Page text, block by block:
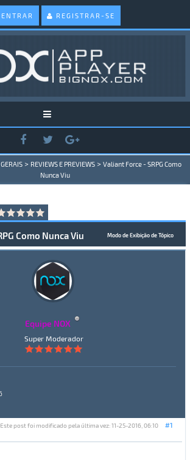
ENTRAR REGISTRAR-SE
> REVIEWS E PREVIEWS > Valiant Force - SRPG Como
Nunca Viu
Modo de Exibição de Tópico
Como Nunca Viu
Equipe NOX
Super Moderador
#1
post foi modificado pela última vez: 11-25-2016, 06:10